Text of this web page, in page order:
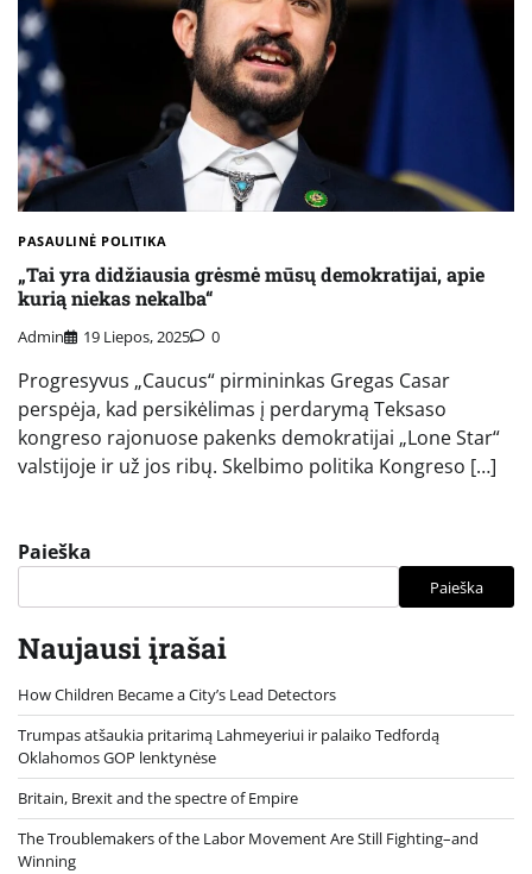
PASAULINĖ POLITIKA
„Tai yra didžiausia grėsmė mūsų demokratijai, apie
kurią niekas nekalba“
Admin 19 Liepos, 2025 0
Progresyvus „Caucus“ pirmininkas Gregas Casar
perspėja, kad persikėlimas į perdarymą Teksaso
kongreso rajonuose pakenks demokratijai „Lone Star“
valstijoje ir už jos ribų. Skelbimo politika Kongreso […]
Paieška
Paieška
Naujausi įrašai
How Children Became a City’s Lead Detectors
Trumpas atšaukia pritarimą Lahmeyeriui ir palaiko Tedfordą
Oklahomos GOP lenktynėse
Britain, Brexit and the spectre of Empire
The Troublemakers of the Labor Movement Are Still Fighting–and
Winning